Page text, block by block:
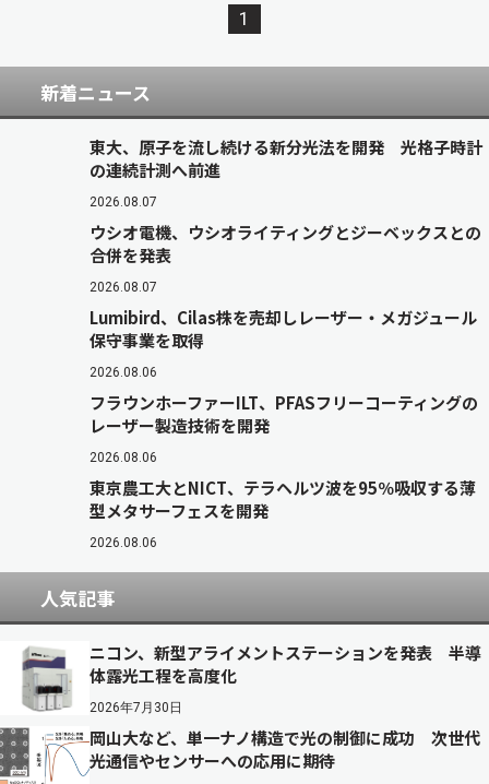
1
新着ニュース
東大、原子を流し続ける新分光法を開発 光格子時計
の連続計測へ前進
2026.08.07
ウシオ電機、ウシオライティングとジーベックスとの
合併を発表
2026.08.07
Lumibird、Cilas株を売却しレーザー・メガジュール
保守事業を取得
2026.08.06
フラウンホーファーILT、PFASフリーコーティングの
レーザー製造技術を開発
2026.08.06
東京農工大とNICT、テラヘルツ波を95％吸収する薄
型メタサーフェスを開発
2026.08.06
人気記事
ニコン、新型アライメントステーションを発表 半導
体露光工程を高度化
2026年7月30日
岡山大など、単一ナノ構造で光の制御に成功 次世代
光通信やセンサーへの応用に期待